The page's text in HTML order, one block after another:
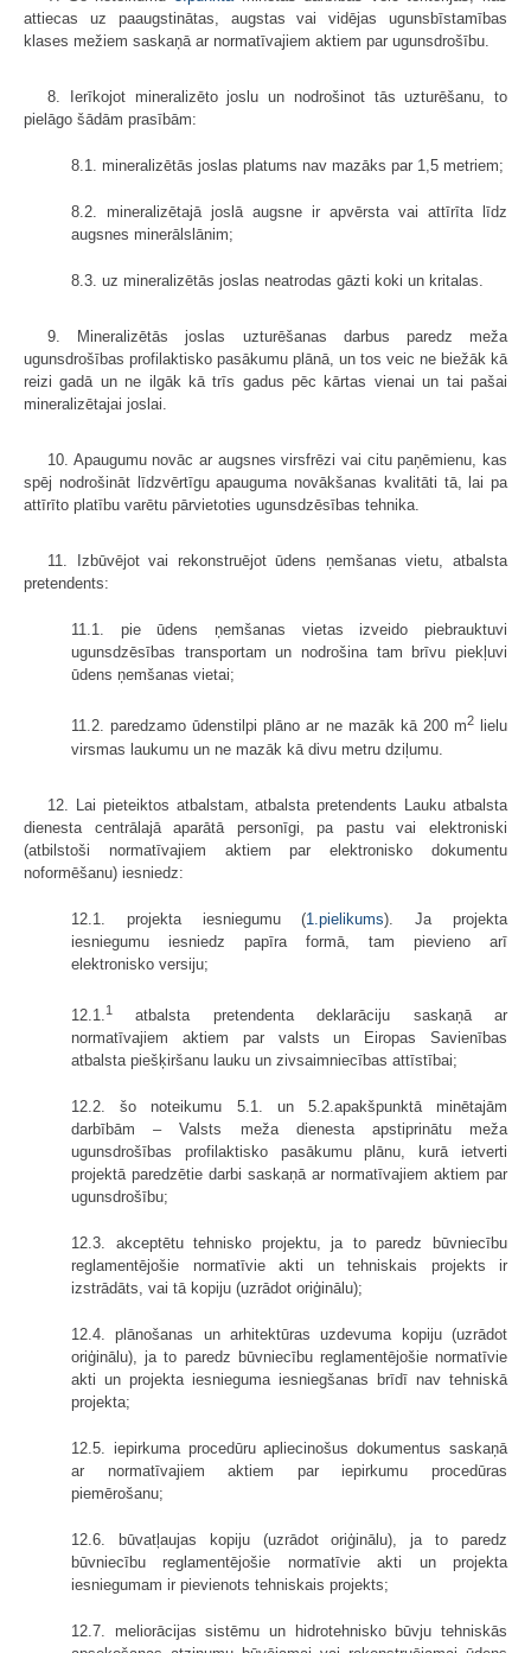
attiecas uz paaugstinātas, augstas vai vidējas ugunsbīstamības
klases mežiem saskaņā ar normatīvajiem aktiem par ugunsdrošību.
8. Ierīkojot mineralizēto joslu un nodrošinot tās uzturēšanu, to
pielāgo šādām prasībām:
8.1. mineralizētās joslas platums nav mazāks par 1,5 metriem;
8.2. mineralizētajā joslā augsne ir apvērsta vai attīrīta līdz
augsnes minerālslānim;
8.3. uz mineralizētās joslas neatrodas gāzti koki un kritalas.
9. Mineralizētās joslas uzturēšanas darbus paredz meža
ugunsdrošības profilaktisko pasākumu plānā, un tos veic ne biežāk kā
reizi gadā un ne ilgāk kā trīs gadus pēc kārtas vienai un tai pašai
mineralizētajai joslai.
10. Apaugumu novāc ar augsnes virsfrēzi vai citu paņēmienu, kas
spēj nodrošināt līdzvērtīgu apauguma novākšanas kvalitāti tā, lai pa
attīrīto platību varētu pārvietoties ugunsdzēsības tehnika.
11. Izbūvējot vai rekonstruējot ūdens ņemšanas vietu, atbalsta
pretendents:
11.1. pie ūdens ņemšanas vietas izveido piebrauktuvi
ugunsdzēsības transportam un nodrošina tam brīvu piekļuvi
ūdens ņemšanas vietai;
11.2. paredzamo ūdenstilpi plāno ar ne mazāk kā 200 m2lielu
virsmas laukumu un ne mazāk kā divu metru dziļumu.
12. Lai pieteiktos atbalstam, atbalsta pretendents Lauku atbalsta
dienesta centrālajā aparātā personīgi, pa pastu vai elektroniski
(atbilstoši normatīvajiem aktiem par elektronisko dokumentu
noformēšanu) iesniedz:
12.1. projekta iesniegumu (1.pielikums). Ja projekta
iesniegumu iesniedz papīra formā, tam pievieno arī
elektronisko versiju;
12.1. 1
atbalsta pretendenta deklarāciju saskaņā ar
normatīvajiem aktiem par valsts un Eiropas Savienības
atbalsta piešķiršanu lauku un zivsaimniecības attīstībai;
12.2. šo noteikumu 5.1. un 5.2.apakšpunktā minētajām
darbībām – Valsts meža dienesta apstiprinātu meža
ugunsdrošības profilaktisko pasākumu plānu, kurā ietverti
projektā paredzētie darbi saskaņā ar normatīvajiem aktiem par
ugunsdrošību;
12.3. akceptētu tehnisko projektu, ja to paredz būvniecību
reglamentējošie normatīvie akti un tehniskais projekts ir
izstrādāts, vai tā kopiju (uzrādot oriģinālu);
12.4. plānošanas un arhitektūras uzdevuma kopiju (uzrādot
oriģinālu), ja to paredz būvniecību reglamentējošie normatīvie
akti un projekta iesnieguma iesniegšanas brīdī nav tehniskā
projekta;
12.5. iepirkuma procedūru apliecinošus dokumentus saskaņā
ar normatī­vajiem aktiem par iepirkumu procedūras
piemērošanu;
12.6. būvatļaujas kopiju (uzrādot oriģinālu), ja to paredz
būvniecību reglamentējošie normatīvie akti un projekta
iesniegumam ir pievienots tehniskais projekts;
12.7. meliorācijas sistēmu un hidrotehnisko būvju tehniskās